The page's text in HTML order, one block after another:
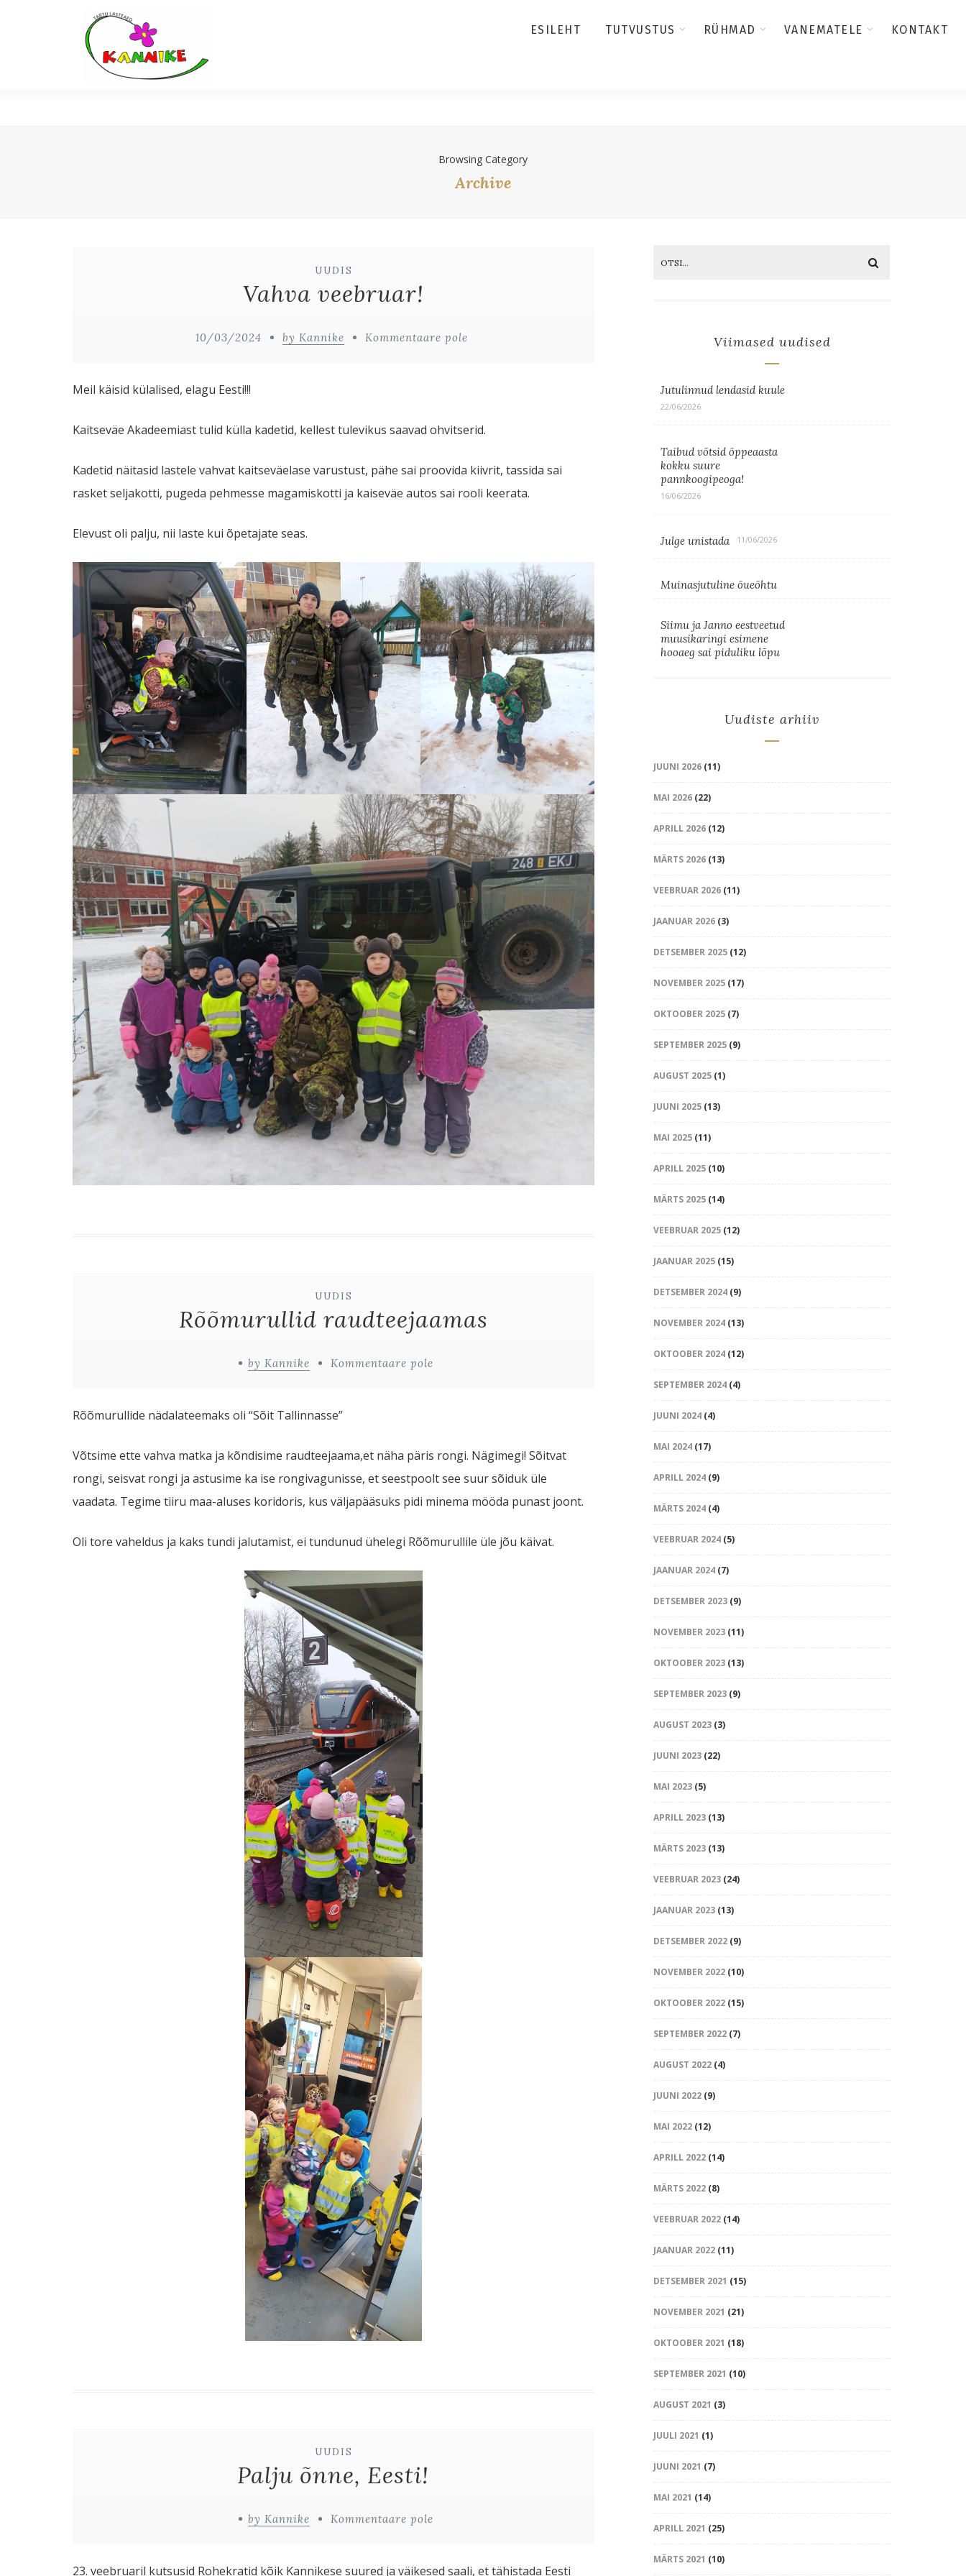
ESILEHT TUTVUSTUS RÜHMAD VANEMATELE KONTAKT
Browsing Category
Archive
UUDIS
Vahva veebruar!
10/03/2024 by Kannike Kommentaare pole
Meil käisid külalised, elagu Eesti!!!
Kaitseväe Akadeemiast tulid külla kadetid, kellest tulevikus saavad ohvitserid.
Kadetid näitasid lastele vahvat kaitseväelase varustust, pähe sai proovida kiivrit, tassida sai
rasket seljakotti, pugeda pehmesse magamiskotti ja kaiseväe autos sai rooli keerata.
Elevust oli palju, nii laste kui õpetajate seas.
UUDIS
Rõõmurullid raudteejaamas
by Kannike Kommentaare pole
Rõõmurullide nädalateemaks oli “Sõit Tallinnasse”
Võtsime ette vahva matka ja kõndisime raudteejaama,et näha päris rongi. Nägimegi! Sõitvat
rongi, seisvat rongi ja astusime ka ise rongivagunisse, et seestpoolt see suur sõiduk üle
vaadata. Tegime tiiru maa-aluses koridoris, kus väljapääsuks pidi minema mööda punast joont.
Oli tore vaheldus ja kaks tundi jalutamist, ei tundunud ühelegi Rõõmurullile üle jõu käivat.
UUDIS
Palju õnne, Eesti!
by Kannike Kommentaare pole
23. veebruaril kutsusid Rohekratid kõik Kannikese suured ja väikesed saali, et tähistada Eesti
Viimased uudised
Jutulinnud lendasid kuule
22/06/2026
Taibud võtsid õppeaasta
kokku suure
pannkoogipeoga!
16/06/2026
Julge unistada 11/06/2026
Muinasjutuline õueõhtu
Siimu ja Janno eestveetud
muusikaringi esimene
hooaeg sai piduliku lõpu
Uudiste arhiiv
JUUNI 2026(11)
MAI 2026(22)
APRILL 2026(12)
MÄRTS 2026(13)
VEEBRUAR 2026(11)
JAANUAR 2026(3)
DETSEMBER 2025(12)
NOVEMBER 2025(17)
OKTOOBER 2025(7)
SEPTEMBER 2025(9)
AUGUST 2025(1)
JUUNI 2025(13)
MAI 2025(11)
APRILL 2025(10)
MÄRTS 2025(14)
VEEBRUAR 2025(12)
JAANUAR 2025(15)
DETSEMBER 2024(9)
NOVEMBER 2024(13)
OKTOOBER 2024(12)
SEPTEMBER 2024(4)
JUUNI 2024(4)
MAI 2024(17)
APRILL 2024(9)
MÄRTS 2024(4)
VEEBRUAR 2024(5)
JAANUAR 2024(7)
DETSEMBER 2023(9)
NOVEMBER 2023(11)
OKTOOBER 2023(13)
SEPTEMBER 2023(9)
AUGUST 2023(3)
JUUNI 2023(22)
MAI 2023(5)
APRILL 2023(13)
MÄRTS 2023(13)
VEEBRUAR 2023(24)
JAANUAR 2023(13)
DETSEMBER 2022(9)
NOVEMBER 2022(10)
OKTOOBER 2022(15)
SEPTEMBER 2022(7)
AUGUST 2022(4)
JUUNI 2022(9)
MAI 2022(12)
APRILL 2022(14)
MÄRTS 2022(8)
VEEBRUAR 2022(14)
JAANUAR 2022(11)
DETSEMBER 2021 (15)
NOVEMBER 2021 (21)
OKTOOBER 2021 (18)
SEPTEMBER 2021 (10)
AUGUST 2021 (3)
JUULI 2021 (1)
JUUNI 2021 (7)
MAI 2021 (14)
APRILL 2021 (25)
MÄRTS 2021 (10)